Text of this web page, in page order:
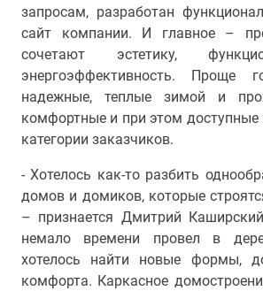
запросам, разработан
сайт компании. И главное –
сочетают эстетику,
энергоэффективность. Проще
надежные, теплые зимой и
комфортные и при этом доступные
категории заказчиков.
- Хотелось как-то разбить
домов и домиков, которые
– признается Дмитрий
немало времени провел в
хотелось найти новые формы,
комфорта. Каркасное